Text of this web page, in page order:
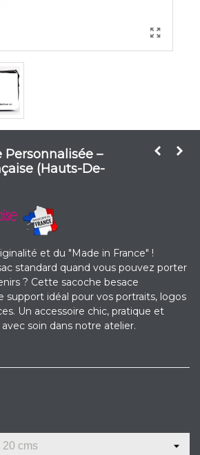
Personnalisée –
(Hauts-De-
et du "Made in France" !
standard quand vous pouvez porter
? Cette sacoche besace
support idéal pour vos portraits, logos
Un accessoire chic, pratique et
soin dans notre atelier.